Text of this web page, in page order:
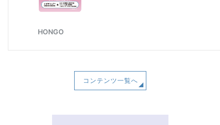
コンテンツ一覧へ